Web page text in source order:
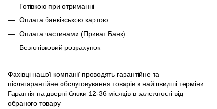
Готівкою при отриманні
Оплата банківською картою
Оплата частинами (Приват Банк)
Безготівковий розрахунок
Фахівці нашої компанії проводять гарантійне та
післягарантійне обслуговування товарів в найшвидші терміни.
Гарантія на дверні блоки 12-36 місяців в залежності від
обраного товару